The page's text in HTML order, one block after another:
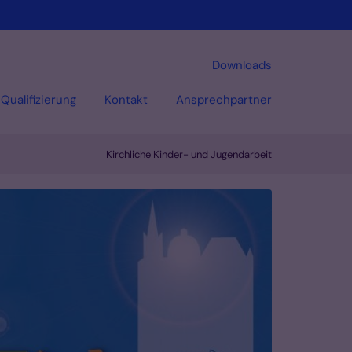
Qualifizierung Kontakt Ansprechpartner
Downloads
Kirchliche Kinder- und Jugendarbeit